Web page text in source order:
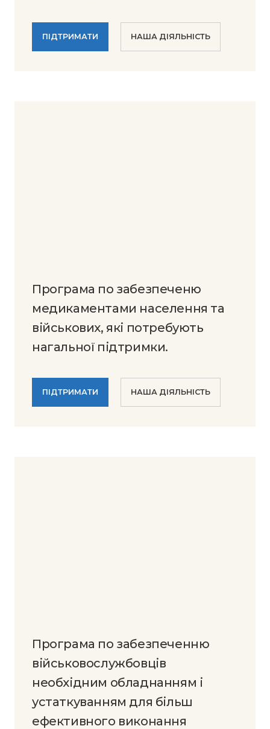
ПІДТРИМАТИ НАША ДІЯЛЬНІСТЬ
Програма по забезпеченю
медикаментами населення та
військових, які потребують
нагальної підтримки.
ПІДТРИМАТИ НАША ДІЯЛЬНІСТЬ
Програма по забезпеченню
військовослужбовців
необхідним обладнанням і
устаткуванням для більш
ефективного виконання